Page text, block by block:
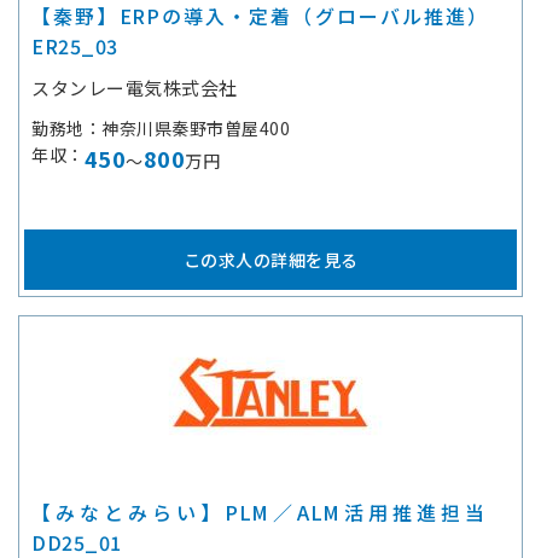
【秦野】ERPの導入・定着（グローバル推進）
ER25_03
スタンレー電気株式会社
勤務地
神奈川県秦野市曽屋400
年収
450～800万円
この求人の詳細を見る
【みなとみらい】PLM／ALM活用推進担当
DD25_01